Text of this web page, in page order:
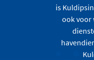
is
ook voor